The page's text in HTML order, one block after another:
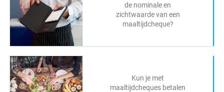
de nominale en
zichtwaarde van een
maaltijdcheque?
Kun je met
maaltijdcheques betalen